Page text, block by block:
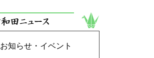
お知らせ・イベント